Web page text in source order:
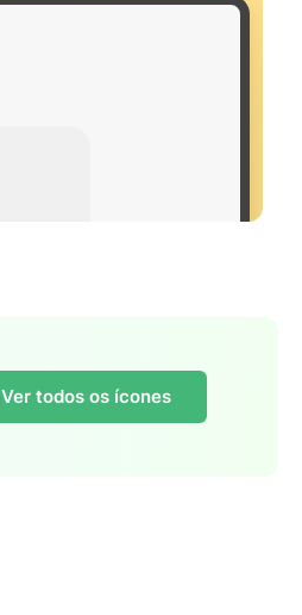
Ver todos os ícones